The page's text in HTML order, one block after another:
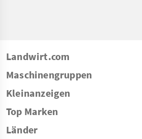
Landwirt.com
Maschinengruppen
Kleinanzeigen
Top Marken
Länder